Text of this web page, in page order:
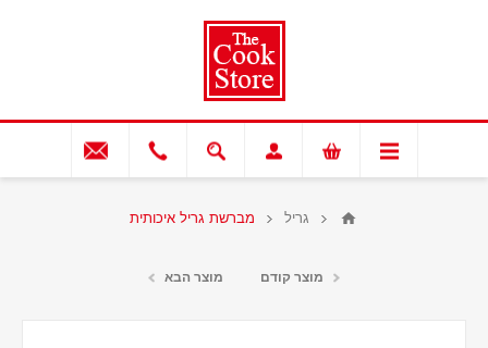
גריל מברשת גריל איכותית
מוצר קודם מוצר הבא